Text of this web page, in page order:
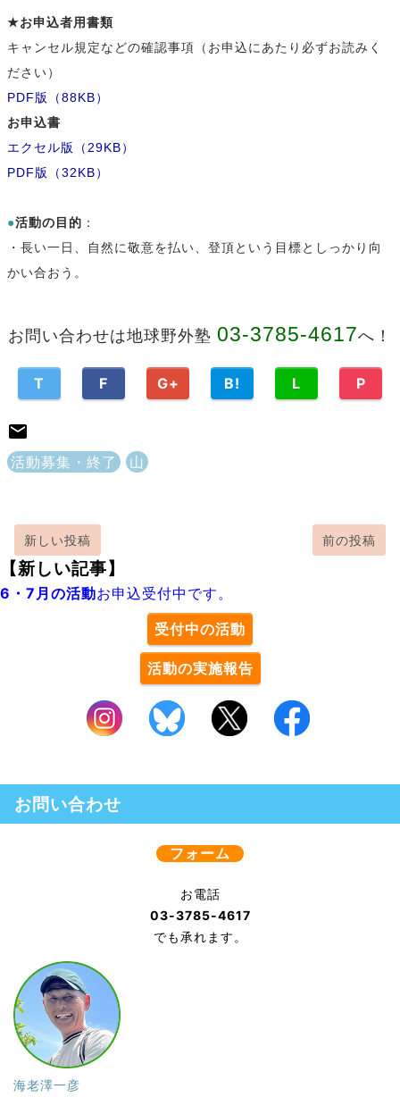
★お申込者用書類
キャンセル規定などの確認事項（お申込にあたり必ずお読みく
ださい）
PDF版（88KB）
お申込書
エクセル版（29KB）
PDF版（32KB）
●活動の目的 ：
・長い一日、自然に敬意を払い、登頂という目標としっかり向
かい合おう。
お問い合わせは地球野外塾 03-3785-4617へ！
T F G+ B! L P
活動募集・終了 山
新しい投稿 前の投稿
【新しい記事】
6・7月の活動お申込受付中です。
受付中の活動
活動の実施報告
お問い合わせ
フォーム
お電話
03-3785-4617
でも承れます。
海老澤一彦